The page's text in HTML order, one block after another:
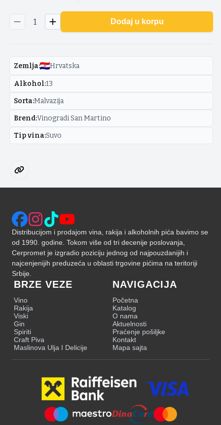
1 Dodaj u korpu
Zemlja: Hrvatska
Alkohol:13
Sorta:Malvazija
Brend:Vinogradi San Martino
Tip vina:Suvo
Distribucijom i prodajom vina, rakija i alkoholnih pića bavimo se
od 1990. godine. Tokom više od tri decenije poslovanja,
Cerpromet je izgradio poziciju jednog od najpouzdanijih i
najcenjenijih preduzeća u oblasti trgovine pićima na teritoriji
Srbije.
BRZE VEZE
Vino
Rakija
Viski
Gin
Spiriti
Craft Piva
Maslinova Ulja I Delicije
NAVIGACIJA
Početna
Katalog
O nama
Aktuelnosti
Praćenje pošiljke
Kontakt
Mapa sajta